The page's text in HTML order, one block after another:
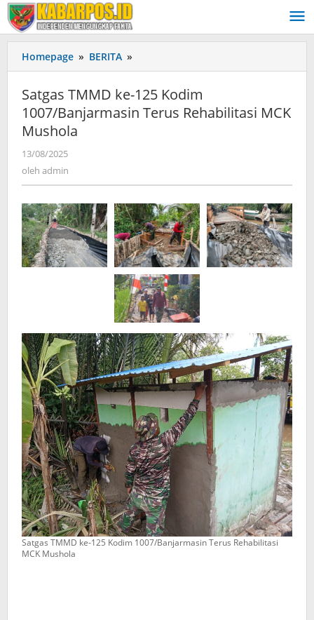
Lewati
ke
konten
Homepage » BERITA »
TMMD
125
Kodim
Mushola
Satgas TMMD ke-125 Kodim
1007/Banjarmasin Terus Rehabilitasi MCK
Mushola
13/08/2025
oleh admin
Satgas TMMD ke-125 Kodim 1007/Banjarmasin Terus Rehabilitasi
MCK Mushola